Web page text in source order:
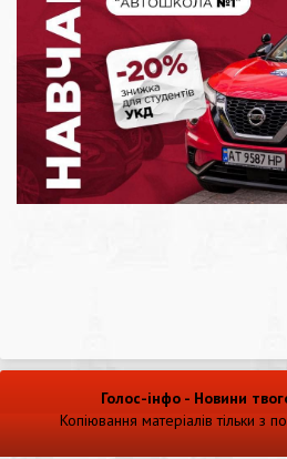
Голос-інфо - Новини
Копіювання матеріалів тільки з